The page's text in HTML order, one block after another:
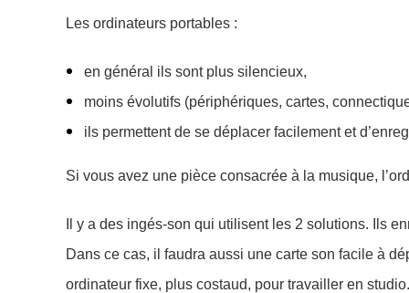
Les ordinateurs portables :
en général ils sont plus silencieux,
moins évolutifs (périphériques, cartes,
ils permettent de se déplacer facilement etd’
Si vous avez une pièce consacrée à la musique,
Il y a des ingés-son qui utilisent les 2 solutions. Ils
Dans ce cas, il faudra aussi une carte son facile à
ordinateur fixe, plus costaud, pour travailler en studio.